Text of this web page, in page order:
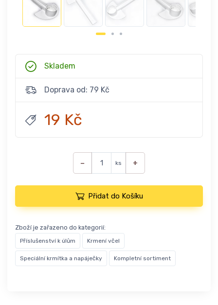
Skladem
Doprava od: 79 Kč
19 Kč
− ks +
Přidat do Košíku
Zboží je zařazeno do kategorií:
Příslušenství k úlům Krmení včel
Speciální krmítka a napáječky Kompletní sortiment